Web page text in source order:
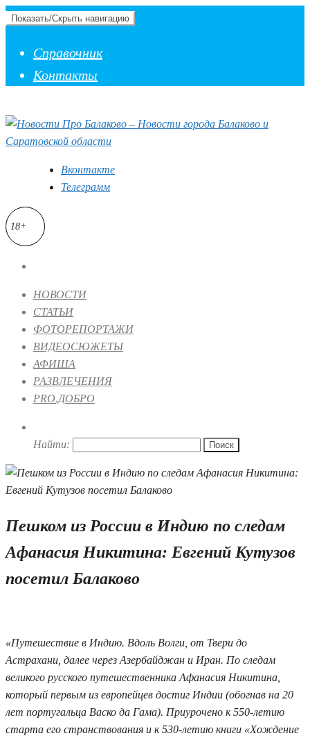
Показать/Скрыть навигацию
Справочник
Контакты
Вконтакте
Телеграмм
18+
НОВОСТИ
СТАТЬИ
ФОТОРЕПОРТАЖИ
ВИДЕОСЮЖЕТЫ
АФИША
РАЗВЛЕЧЕНИЯ
PRO.ДОБРО
Найти:
Пешком из России в Индию по следам
Афанасия Никитина: Евгений Кутузов
посетил Балаково
«Путешествие в Индию. Вдоль Волги, от Твери до
Астрахани, далее через Азербайджан и Иран. По следам
великого русского путешественника Афанасия Никитина,
который первым из европейцев достиг Индии (обогнав на 20
лет португальца Васко да Гама). Приурочено к 550-летию
старта его странствования и к 530-летию книги «Хождение